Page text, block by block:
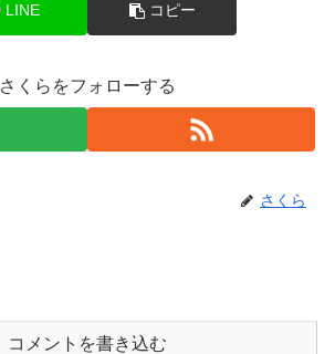
LINE コピー
さくらをフォローする
さくら
コメントを書き込む